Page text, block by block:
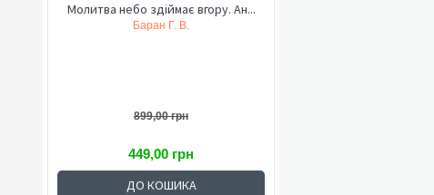
Молитва небо здіймає вгору. Ан...
Баран Г. В.
899,00 грн
449,00 грн
ДО КОШИКА